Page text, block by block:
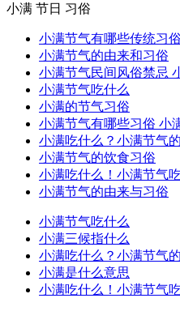
小满 节日 习俗
小满节气有哪些传统习俗
小满节气的由来和习俗
小满节气民间风俗禁忌
小满节气吃什么
小满的节气习俗
小满节气有哪些习俗 小
小满吃什么？小满节气
小满节气的饮食习俗
小满吃什么！小满节气
小满节气的由来与习俗
小满节气吃什么
小满三候指什么
小满吃什么？小满节气
小满是什么意思
小满吃什么！小满节气